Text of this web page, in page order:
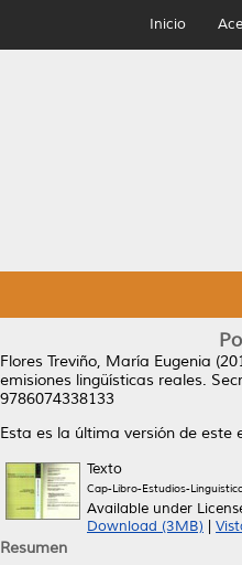
Inicio
Flores Treviño, María Eugenia
emisiones lingüísticas reales.
9786074338133
Esta es la última versión de este
Texto
Cap-Libro-Estudios-
Available under
Download (3MB)
Resumen